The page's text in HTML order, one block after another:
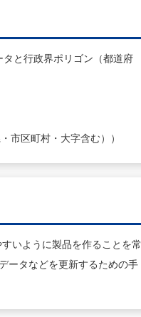
と行政界ポリゴン（都道府
市区町村・大字含む））
いように製品を作ることを常
ータなどを更新するための手